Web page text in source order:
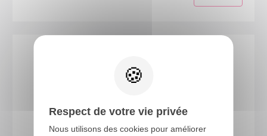
Respect de votre vie privée
Nous utilisons des cookies pour améliorer